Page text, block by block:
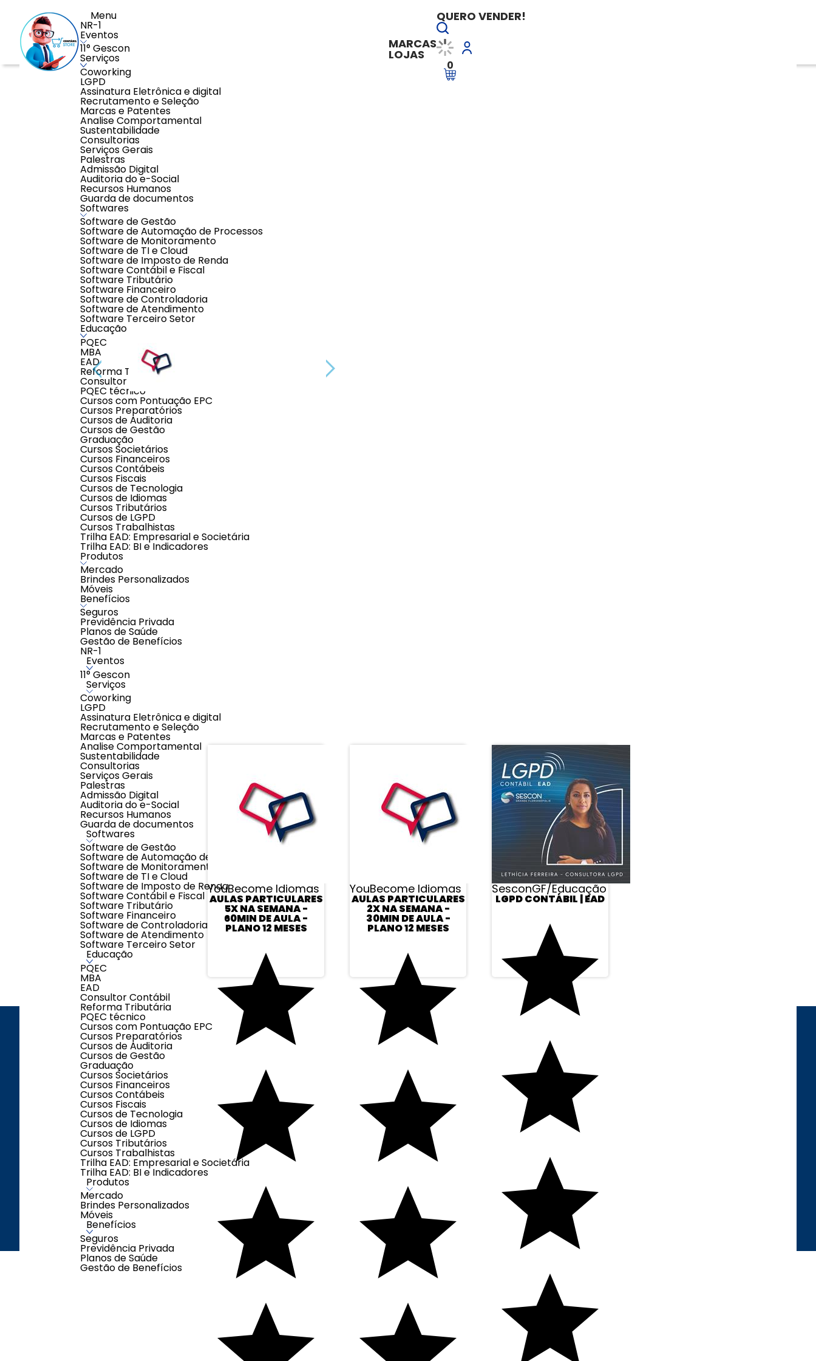
Menu
NR-1
Eventos
11° Gescon
Serviços
Coworking
LGPD
Assinatura Eletrônica e digital
Recrutamento e Seleção
Marcas e Patentes
Analise Comportamental
Sustentabilidade
Consultorias
Serviços Gerais
Palestras
Admissão Digital
Auditoria do e-Social
Recursos Humanos
Guarda de documentos
Softwares
Software de Gestão
Software de Automação de Processos
Software de Monitoramento
Software de TI e Cloud
Software de Imposto de Renda
Software Contábil e Fiscal
Software Tributário
Software Financeiro
Software de Controladoria
Software de Atendimento
Software Terceiro Setor
Educação
PQEC
MBA
EAD
Reforma Tributária
Consultor Contábil
PQEC técnico
Cursos com Pontuação EPC
Cursos Preparatórios
Cursos de Auditoria
Cursos de Gestão
Graduação
Cursos Societários
Cursos Financeiros
Cursos Contábeis
Cursos Fiscais
Cursos de Tecnologia
Cursos de Idiomas
Cursos Tributários
Cursos de LGPD
Cursos Trabalhistas
Trilha EAD: Empresarial e Societária
Trilha EAD: BI e Indicadores
Produtos
Mercado
Brindes Personalizados
Móveis
Benefícios
Seguros
Previdência Privada
Planos de Saúde
Gestão de Benefícios
NR-1
Eventos
11° Gescon
Serviços
Coworking
LGPD
Assinatura Eletrônica e digital
Recrutamento e Seleção
Marcas e Patentes
Analise Comportamental
Sustentabilidade
Consultorias
Serviços Gerais
Palestras
Admissão Digital
Auditoria do e-Social
Recursos Humanos
Guarda de documentos
Softwares
Software de Gestão
Software de Automação de Processos
Software de Monitoramento
Software de TI e Cloud
Software de Imposto de Renda
Software Contábil e Fiscal
Software Tributário
Software Financeiro
Software de Controladoria
Software de Atendimento
Software Terceiro Setor
Educação
PQEC
MBA
EAD
Consultor Contábil
Reforma Tributária
PQEC técnico
Cursos com Pontuação EPC
Cursos Preparatórios
Cursos de Auditoria
Cursos de Gestão
Graduação
Cursos Societários
Cursos Financeiros
Cursos Contábeis
Cursos Fiscais
Cursos de Tecnologia
Cursos de Idiomas
Cursos de LGPD
Cursos Tributários
Cursos Trabalhistas
Trilha EAD: Empresarial e Societária
Trilha EAD: BI e Indicadores
Produtos
Mercado
Brindes Personalizados
Móveis
Benefícios
Seguros
Previdência Privada
Planos de Saúde
Gestão de Benefícios
MARCAS
LOJAS
QUERO VENDER!
0
Home > Educação > Cursos de Idiomas Aulas PARTICULARES 4x na Semana - 30min de aula - PLANO TRIMESTRAL
Descrição do produto
ESTE PRODUTO É UM CURSO INTENSIVO COM AULAS ONLINE AO VIVO
INFORMAÇÕES IMPORTANTES:
- Aulas ao vivo, 4 vezes por semana
- Duração das aulas: 30min
- Mesmo professor para todas as aulas
- Teste de nivelamento antes do início do curso
- Horários das aulas: Aluno escolhe horário entre 6h e 22h
INFORMAÇÕES DO CONTRATO:
- Caso o CONTRATANTE rescinda o contrato antes do período de 6 (seis)
meses, estará sujeito a multa contratual correspondente a 15% (quinze por cento)
sobre o valor total das parcelas restantes.
- Caso o CONTRATANTE solicite a rescisão do presente instrumento após o período
de 6 (seis) meses, este ficará isento ao pagamento de multa.
SOBRE NÓS:
A YouBecome é uma escola especializada no ensino online. Nascemos com o objetivo de levar um ensino acessível e de alta qualidade aos nossos clientes. Acreditamos que
os resultados esperados com o aprendizado de uma língua nova podem ser alcançados quando o aprendizado é prazeroso é focado na conversação
Nosso lemaé conexão com o mundo
AVALIAÇÕES
0,0
0 classificações de clientes
YouBecome Idiomas
AULAS PARTICULARES
5X NA SEMANA -
60MIN DE AULA -
PLANO 12 MESES
YouBecome Idiomas
AULAS PARTICULARES
2X NA SEMANA -
30MIN DE AULA -
PLANO 12 MESES
SesconGF/Educação
LGPD CONTÁBIL | EAD
Segunda à Sexta-
feira das 08h00 às
Sábados das 08h00
(exceto feriados)
ENDEREÇO LOJAS MINHA CONTA
Pedidos
Cadastre-se
Criação e Desenvolvimento Agência New Humans | Plataforma Add Suite- Tecnologia e Comunicação para Transformação Digital